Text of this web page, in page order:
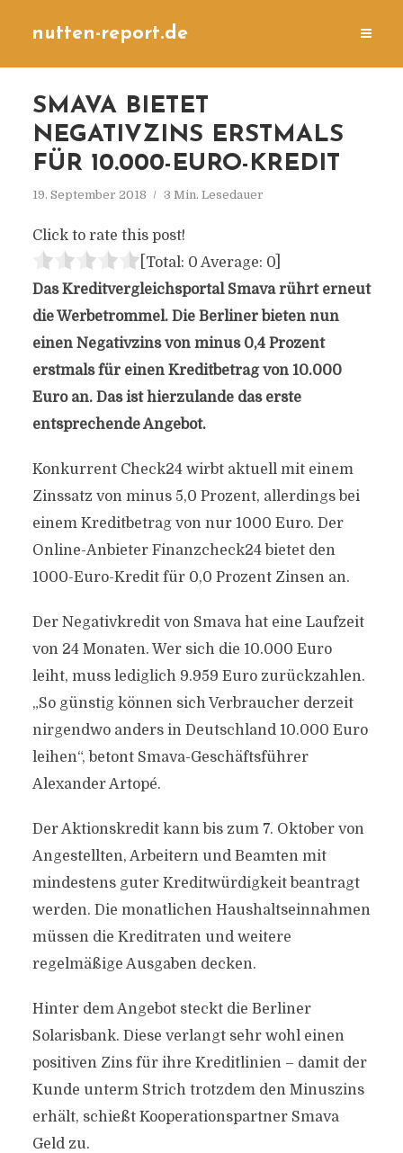
nutten-report.de
SMAVA BIETET
NEGATIVZINS ERSTMALS
FÜR 10.000-EURO-KREDIT
19. September 2018 3 Min. Lesedauer
Click to rate this post!
[Total: 0 Average: 0]
Das Kreditvergleichsportal Smava rührt erneut
die Werbetrommel. Die Berliner bieten nun
einen Negativzins von minus 0,4 Prozent
erstmals für einen Kreditbetrag von 10.000
Euro an. Das ist hierzulande das erste
entsprechende Angebot.
Konkurrent Check24 wirbt aktuell mit einem
Zinssatz von minus 5,0 Prozent, allerdings bei
einem Kreditbetrag von nur 1000 Euro. Der
Online-Anbieter Finanzcheck24 bietet den
1000-Euro-Kredit für 0,0 Prozent Zinsen an.
Der Negativkredit von Smava hat eine Laufzeit
von 24 Monaten. Wer sich die 10.000 Euro
leiht, muss lediglich 9.959 Euro zurückzahlen.
„So günstig können sich Verbraucher derzeit
nirgendwo anders in Deutschland 10.000 Euro
leihen“, betont Smava-Geschäftsführer
Alexander Artopé.
Der Aktionskredit kann bis zum 7. Oktober von
Angestellten, Arbeitern und Beamten mit
mindestens guter Kreditwürdigkeit beantragt
werden. Die monatlichen Haushaltseinnahmen
müssen die Kreditraten und weitere
regelmäßige Ausgaben decken.
Hinter dem Angebot steckt die Berliner
Solarisbank. Diese verlangt sehr wohl einen
positiven Zins für ihre Kreditlinien – damit der
Kunde unterm Strich trotzdem den Minuszins
erhält, schießt Kooperationspartner Smava
Geld zu.